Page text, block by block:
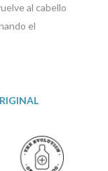
al cabello
el